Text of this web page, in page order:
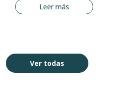
Leer más
Ver todas